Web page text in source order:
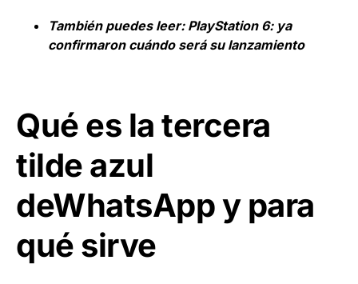
También puedes leer:PlayStation 6: ya
confirmaron cuándo será su lanzamiento
Qué es la tercera
tilde azul
deWhatsApp y para
qué sirve